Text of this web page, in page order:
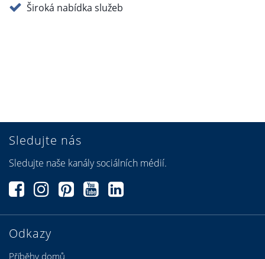
Široká nabídka služeb
Odkazy
Příběhy domů
Sledujte nás
Sledujte naše kanály sociálních médií.